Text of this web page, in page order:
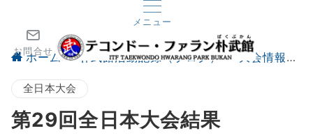
メニュー
お問合せ
ホーム 朴武館活動記録（ブログ） 大会情報
全日本大会
第29回全日本大会結果